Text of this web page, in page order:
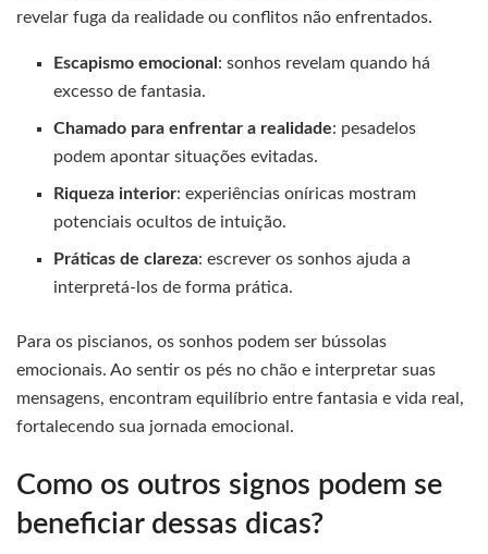
revelar fuga da realidade ou conflitos não enfrentados.
Escapismo emocional : sonhos revelam quando há
excesso de fantasia.
Chamado para enfrentar a realidade: pesadelos
podem apontar situações evitadas.
Riqueza interior: experiências oníricas mostram
potenciais ocultos de intuição.
Práticas de clareza: escrever os sonhos ajuda a
interpretá-los de forma prática.
Para os piscianos, os sonhos podem ser bússolas
emocionais. Ao sentir os pés no chão e interpretar suas
mensagens, encontram equilíbrio entre fantasia e vida real,
fortalecendo sua jornada emocional.
Como os outros signos podem se
beneficiar dessas dicas?